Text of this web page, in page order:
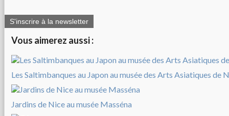
S'inscrire à la newsletter
Vous aimerez aussi :
Les Saltimbanques au Japon au musée des Arts Asiatiques de
Jardins de Nice au musée Masséna